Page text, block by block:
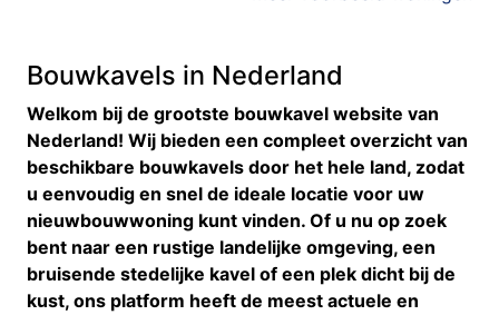
Bouwkavels in Nederland
Welkom bij de grootste bouwkavel website van
Nederland! Wij bieden een compleet overzicht van
beschikbare bouwkavels door het hele land, zodat
u eenvoudig en snel de ideale locatie voor uw
nieuwbouwwoning kunt vinden. Of u nu op zoek
bent naar een rustige landelijke omgeving, een
bruisende stedelijke kavel of een plek dicht bij de
kust, ons platform heeft de meest actuele en